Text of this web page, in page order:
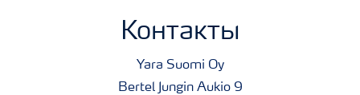
Контакты
Yara Suomi Oy
Bertel Jungin Aukio 9